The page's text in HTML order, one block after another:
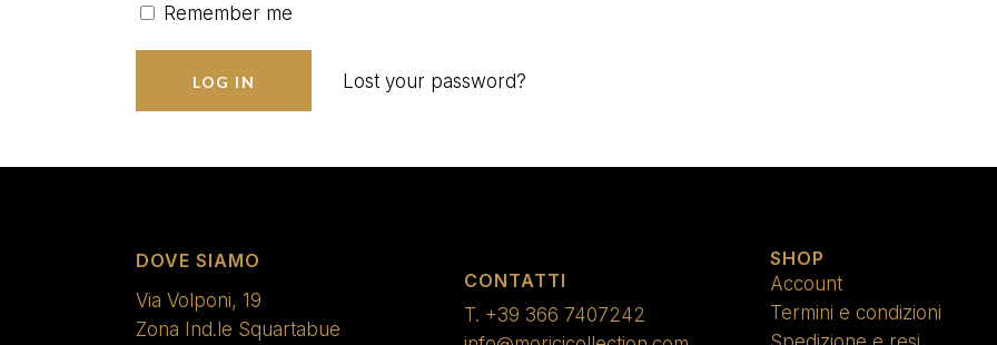
Remember me
Lost your password?
DOVE SIAMO
Via Volponi, 19
Zona Ind.le Squartabue
CONTATTI
T. +39 366 7407242
SHOP
Account
Termini e condizioni